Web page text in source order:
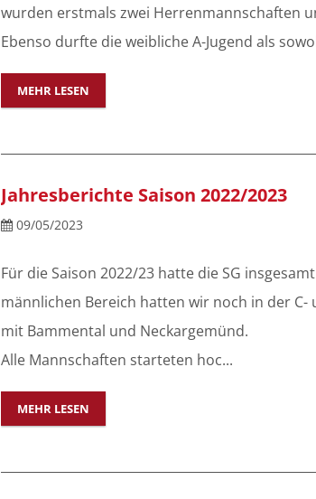
wurden erstmals zwei Herrenmannschaften
Ebenso durfte die weibliche A-Jugend als
MEHR LESEN
Jahresberichte Saison 2022/2023
09/05/2023
Für die Saison 2022/23 hatte die SG
männlichen Bereich hatten wir noch in der C-
mit Bammental und Neckargemünd.
Alle Mannschaften starteten hoc...
MEHR LESEN